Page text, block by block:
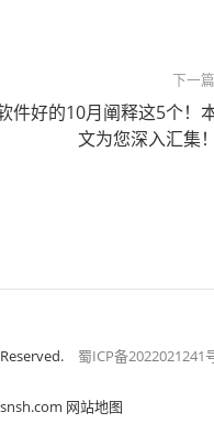
下一
件好的10月阐释这5个！
文为您深入汇集！
蜀ICP备2022021241
网站地图